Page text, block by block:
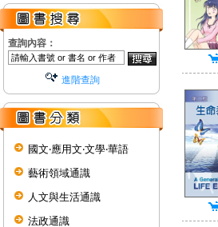
查詢內容：
進階查詢
國文‧應用文‧文學‧華語
藝術領域通識
人文與生活通識
法政通識